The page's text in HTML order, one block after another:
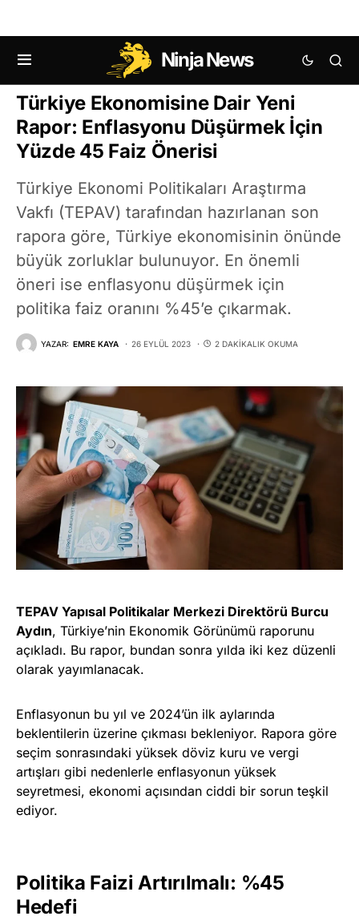
Ninja News
MAKRO EKONOMI HABERLERI
Türkiye Ekonomisine Dair Yeni
Rapor: Enflasyonu Düşürmek İçin
Yüzde 45 Faiz Önerisi
Türkiye Ekonomi Politikaları Araştırma
Vakfı (TEPAV) tarafından hazırlanan son
rapora göre, Türkiye ekonomisinin önünde
büyük zorluklar bulunuyor. En önemli
öneri ise enflasyonu düşürmek için
politika faiz oranını %45’e çıkarmak.
YAZAR: EMRE KAYA 26 EYLÜL 2023 2 DAKIKALIK OKUMA
TEPAV Yapısal Politikalar Merkezi Direktörü Burcu
Aydın, Türkiye’nin Ekonomik Görünümü raporunu
açıkladı. Bu rapor, bundan sonra yılda iki kez düzenli
olarak yayımlanacak.
Enflasyonun bu yıl ve 2024’ün ilk aylarında
beklentilerin üzerine çıkması bekleniyor. Rapora göre
seçim sonrasındaki yüksek döviz kuru ve vergi
artışları gibi nedenlerle enflasyonun yüksek
seyretmesi, ekonomi açısından ciddi bir sorun teşkil
ediyor.
Politika Faizi Artırılmalı: %45
Hedefi